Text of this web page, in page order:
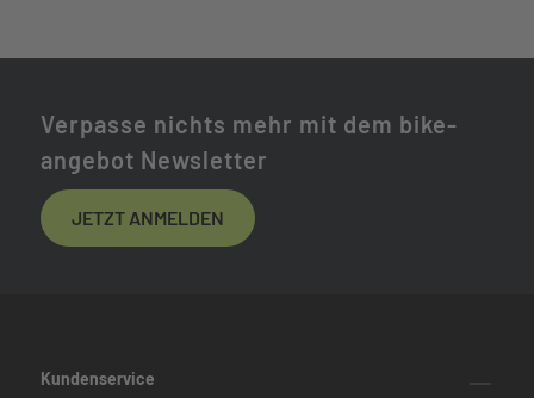
Verpasse nichts mehr mit dem bike-
angebot Newsletter
JETZT ANMELDEN
Kundenservice